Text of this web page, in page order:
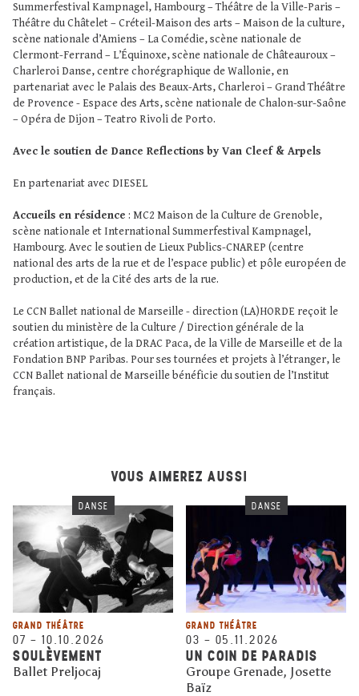
Summerfestival Kampnagel, Hambourg – Théâtre de la Ville-Paris –
Théâtre du Châtelet – Créteil-Maison des arts – Maison de la culture,
scène nationale d’Amiens – La Comédie, scène nationale de
Clermont-Ferrand – L’Équinoxe, scène nationale de Châteauroux –
Charleroi Danse, centre chorégraphique de Wallonie, en
partenariat avec le Palais des Beaux-Arts, Charleroi – Grand Théâtre
de Provence - Espace des Arts, scène nationale de Chalon-sur-Saône
– Opéra de Dijon – Teatro Rivoli de Porto.
Avec le soutien de Dance Reflections by Van Cleef & Arpels
En partenariat avec DIESEL
Accueils en résidence : MC2 Maison de la Culture de Grenoble,
scène nationale et International Summerfestival Kampnagel,
Hambourg. Avec le soutien de Lieux Publics-CNAREP (centre
national des arts de la rue et de l’espace public) et pôle européen de
production, et de la Cité des arts de la rue.
Le CCN Ballet national de Marseille - direction (LA)HORDE reçoit le
soutien du ministère de la Culture / Direction générale de la
création artistique, de la DRAC Paca, de la Ville de Marseille et de la
Fondation BNP Paribas. Pour ses tournées et projets à l’étranger, le
CCN Ballet national de Marseille bénéficie du soutien de l’Institut
français.
VOUS AIMEREZ AUSSI
DANSE
GRAND THÉÂTRE
07 – 10.10.2026
SOULÈVEMENT
Ballet Preljocaj
DANSE
GRAND THÉÂTRE
03 – 05.11.2026
UN COIN DE PARADIS
Groupe Grenade, Josette
Baïz